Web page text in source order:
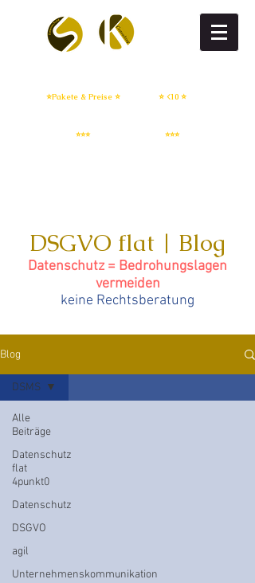
⭐Pakete & Preise ⭐ ⭐ <10 ⭐
⭐⭐⭐ ⭐⭐⭐
DSGVO flat | Blog
Datenschutz = Bedrohungslagen
vermeiden
keine Rechtsberatung
Blog
Alle
Beiträge
Datenschutz
flat
4punkt0
Datenschutz
DSGVO
agil
Unternehmenskommunikation
DSMS